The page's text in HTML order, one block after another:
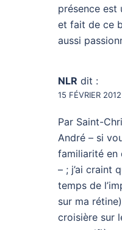
présence est
et fait de ce
aussi
NLR dit :
15 FÉVRIER
Par Saint-
André – si
familiarité en
– ; j’ai craint
temps de
sur ma
croisière sur